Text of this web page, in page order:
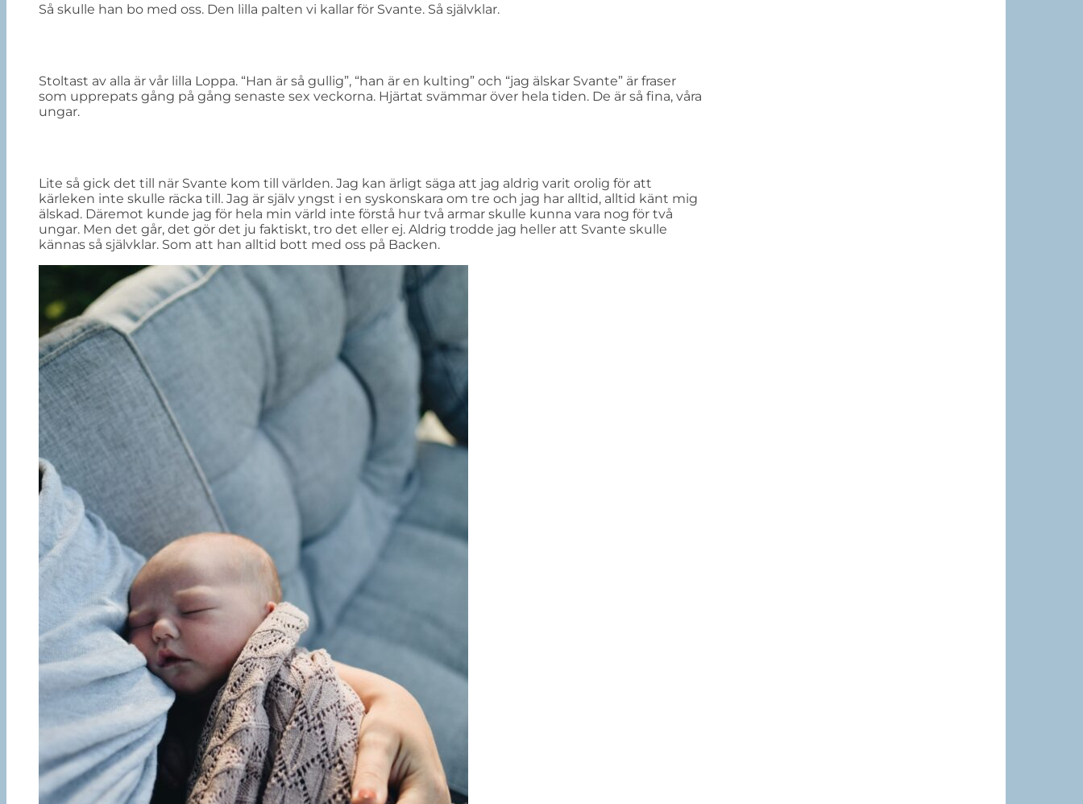
Så skulle han bo med oss. Den lilla palten vi kallar för Svante. Så självklar.
Stoltast av alla är vår lilla Loppa. “Han är så gullig”, “han är en kulting” och “jag älskar Svante” är fraser
som upprepats gång på gång senaste sex veckorna. Hjärtat svämmar över hela tiden. De är så fina, våra
ungar.
Lite så gick det till när Svante kom till världen. Jag kan ärligt säga att jag aldrig varit orolig för att
kärleken inte skulle räcka till. Jag är själv yngst i en syskonskara om tre och jag har alltid, alltid känt mig
älskad. Däremot kunde jag för hela min värld inte förstå hur två armar skulle kunna vara nog för två
ungar. Men det går, det gör det ju faktiskt, tro det eller ej. Aldrig trodde jag heller att Svante skulle
kännas så självklar. Som att han alltid bott med oss på Backen.